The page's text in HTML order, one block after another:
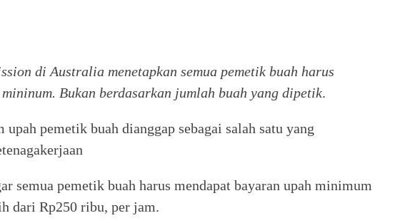
di Australia menetapkan semua pemetik buah harus
Bukan berdasarkan jumlah buah yang dipetik.
upah pemetik buah dianggap sebagai salah satu yang
semua pemetik buah harus mendapat bayaran upah minimum
dari Rp250 ribu, per jam.